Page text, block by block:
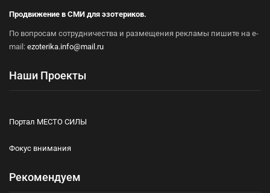
Продвижение в СМИ для эзотериков.
По вопросам сотрудничества и размещения рекламы пишите на e-
mail: ezoterika.info@mail.ru
Наши Проекты
Портал МЕСТО СИЛЫ
Фокус внимания
Рекомендуем